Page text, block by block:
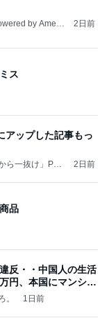
by Ameb
2日前
ス
ップした記事もっ
ら一抜け」Pow
2日前
品
反・・中国人の生活
円、本国にマンショ
。 1日前